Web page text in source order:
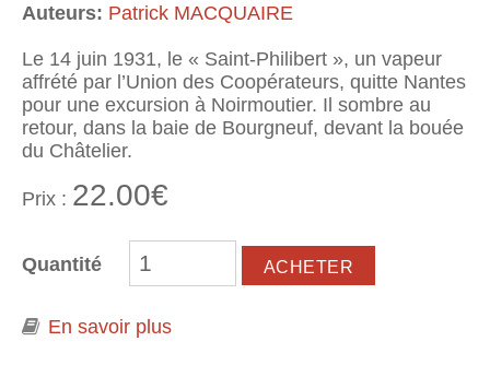
Auteurs: Patrick MACQUAIRE
Le 14 juin 1931, le « Saint-Philibert », un vapeur
affrété par l’Union des Coopérateurs, quitte Nantes
pour une excursion à Noirmoutier. Il sombre au
retour, dans la baie de Bourgneuf, devant la bouée
du Châtelier.
Prix : 22.00€
Quantité
En savoir plus